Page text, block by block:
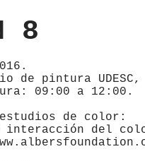
8
de pintura UDESC,
09:00 a 12:00.
de color:
interacción del